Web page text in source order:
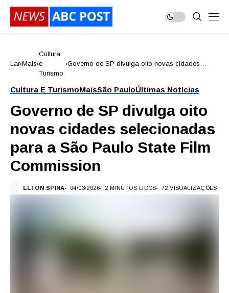
Lar Mais
Cultura
e
Turismo
Governo de SP divulga oito novas cidades
Cultura E TurismoMaisSão PauloÚltimas Notícias
Governo de SP divulga oito
novas cidades selecionadas
para a São Paulo State Film
Commission
ELTON SPINA 04/03/2026 2 MINUTOS LIDOS 72 VISUALIZAÇÕES